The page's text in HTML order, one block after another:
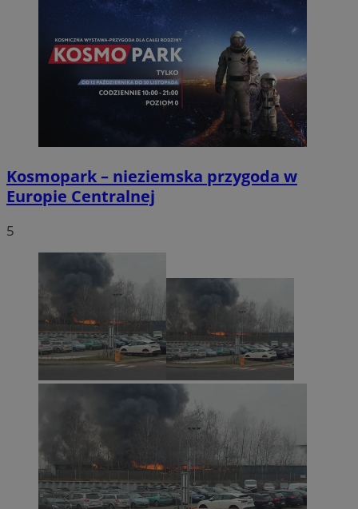
Kosmopark – nieziemska przygoda w
Europie Centralnej
5